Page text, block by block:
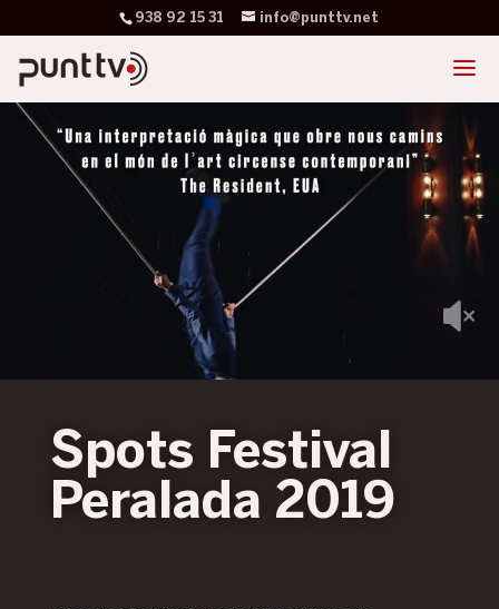
938 92 15 31 info@punttv.net
Spots Festival
Peralada 2019